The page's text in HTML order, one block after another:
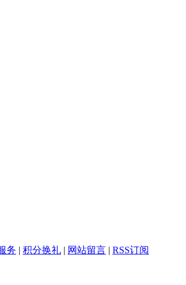
务 | 积分换礼 | 网站留言 | RSS订阅